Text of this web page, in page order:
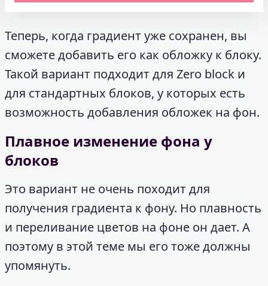
Теперь, когда градиент уже сохранен, вы
сможете добавить его как обложку к блоку.
Такой вариант подходит для Zero block и
для стандартных блоков, у которых есть
возможность добавления обложек на фон.
Плавное изменение фона у
блоков
Это вариант не очень походит для
получения градиента к фону. Но плавность
и переливание цветов на фоне он дает. А
поэтому в этой теме мы его тоже должны
упомянуть.